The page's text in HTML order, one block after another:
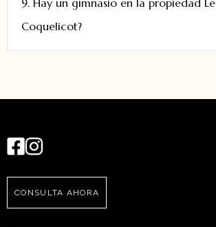
9. Hay un gimnasio en la propiedad Le
Coquelicot?
CONSULTA AHORA